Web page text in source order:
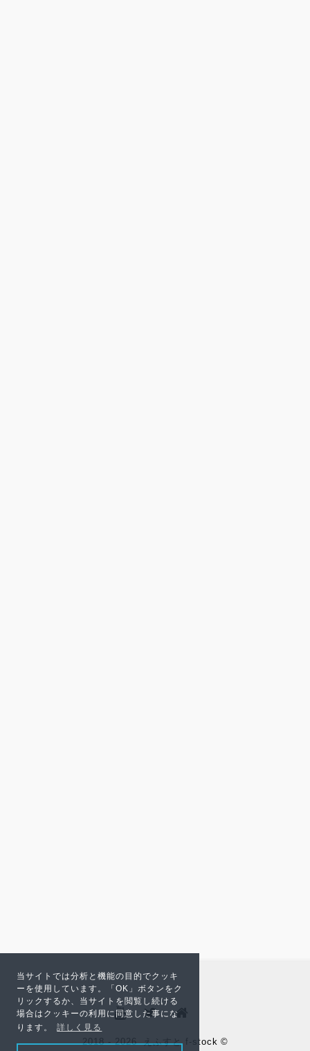
当サイトでは分析と機能の目的でクッキ
ーを使用しています。「OK」ボタンをク
リックするか、当サイトを閲覧し続ける
場合はクッキーの利用に同意した事にな
ります。
詳しく見る
2018 - 2026 えふすと f-stock ©